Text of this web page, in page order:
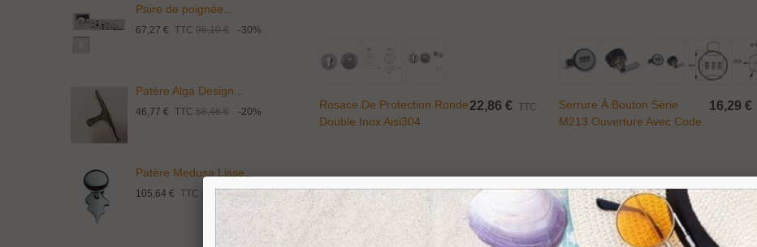
Paire de poignée...
67,27 € TTC 96,10 € -30%
Patère Alga Design...
46,77 € TTC 58,46 € -20%
Patère Medusa Lisse...
105,64 € TTC 132,05 € -20%
93,54 € TTC 116,93 € -20%
4,26 € TTC 6,09 € -30%
Ajouter Au Panier
Rosace De Protection Ronde
Double Inox Aisi304
22,86 € TTC
Ajouter Au Panier
Serrure À Bouton Série
M213 Ouverture Avec Code
16,29 €